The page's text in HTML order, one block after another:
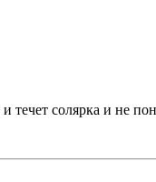
течет солярка и не